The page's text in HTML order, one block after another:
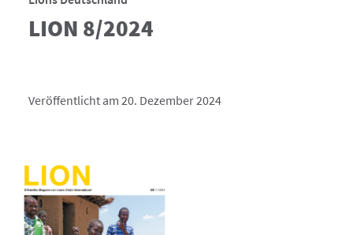
LION 8/2024
Veröffentlicht am 20. Dezember 2024